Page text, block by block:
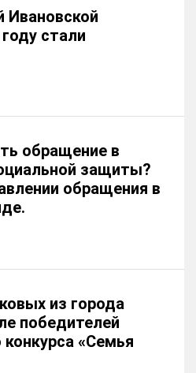
Ивановской
стали
обращение в
защиты?
обращения в
из города
победителей
конкурса «Семья
службу в органах внутренних
социальной защиты
населения по городу
Ивановской области
начальника управления
и субсидий. С 2015
заместителя начальника
защиты населения
области – директором